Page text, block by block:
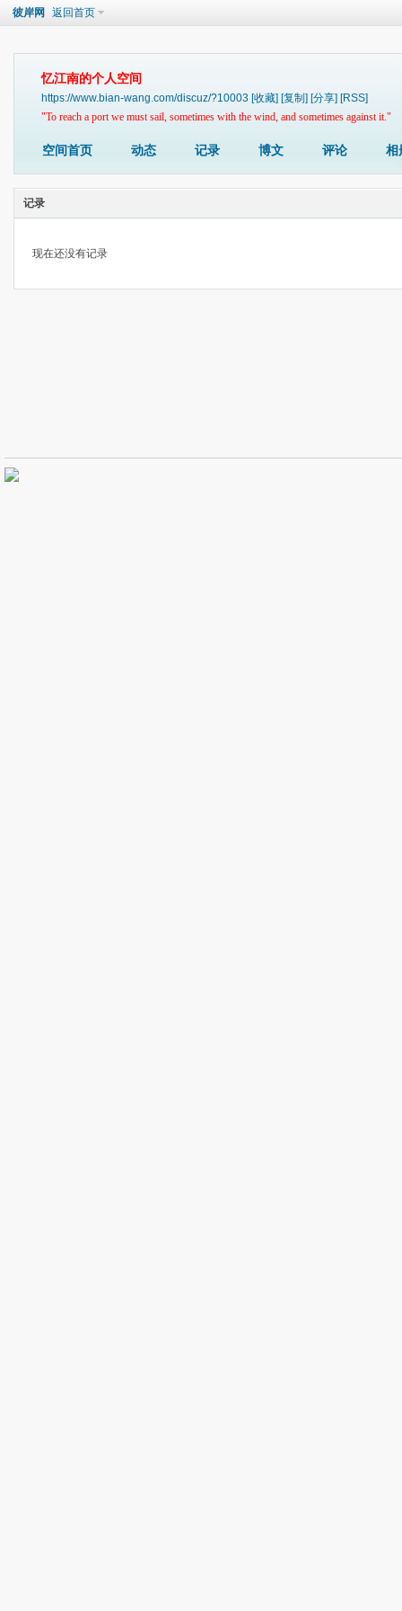
彼岸网 返回首页
忆江南的个人空间
https://www.bian-wang.com/discuz/?10003 [收藏] [复制] [分享] [RSS]
"To reach a port we must sail, sometimes with the wind, and sometimes against it."
空间首页 动态 记录 博文 评论 相
记录
现在还没有记录